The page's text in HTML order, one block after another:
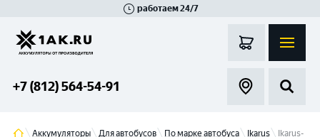
работаем 24/7
+7 (812) 564-54-91
Аккумуляторы Для автобусов По марке автобуса Ikarus
Ikarus-
Гатчина